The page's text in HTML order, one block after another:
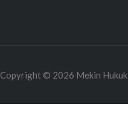
Copyright © 2026 Mekin Hukuk